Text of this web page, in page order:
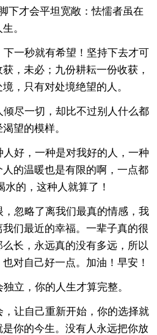
下才会平坦宽敞：怯懦者虽在
。
下一秒就有希望！坚持下去才可
，未必；九份耕耘一份收获，
，只有对处境绝望的人。
倾尽一切，却比不过别人什么都
望的模样。
人好，一种是对我好的人，一种
的温暖也是有限的啊，一点都
的，这种人就算了！
，忽略了离我们最真的情感，我
们最近的幸福。一辈子真的很
长，永远真的没有多远，所以
对自己好一点。加油！早安！
立，你的人生才算完整。
，让自己重新开始，你的选择就
你的今生。没有人永远把你放